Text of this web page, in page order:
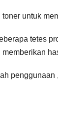
untuk
tetes